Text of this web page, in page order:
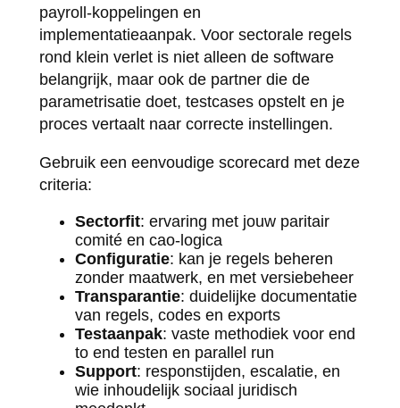
payroll-koppelingen en
implementatieaanpak. Voor sectorale regels
rond klein verlet is niet alleen de software
belangrijk, maar ook de partner die de
parametrisatie doet, testcases opstelt en je
proces vertaalt naar correcte instellingen.
Gebruik een eenvoudige scorecard met deze
criteria:
Sectorfit: ervaring met jouw paritair
comité en cao-logica
Configuratie: kan je regels beheren
zonder maatwerk, en met versiebeheer
Transparantie: duidelijke documentatie
van regels, codes en exports
Testaanpak: vaste methodiek voor end
to end testen en parallel run
Support: responstijden, escalatie, en
wie inhoudelijk sociaal juridisch